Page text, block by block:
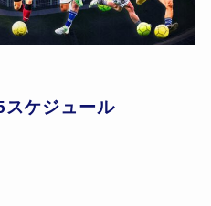
スケジュール